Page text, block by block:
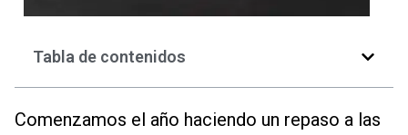
Tabla de contenidos
Comenzamos el año haciendo un repaso a las